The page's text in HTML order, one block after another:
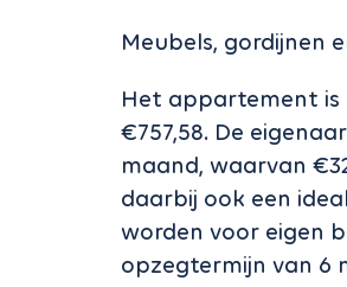
Meubels, gordijnen
Het appartement is
€757,58. De
maand, waarvan
daarbij ook een
worden voor eigen
opzegtermijn van 6